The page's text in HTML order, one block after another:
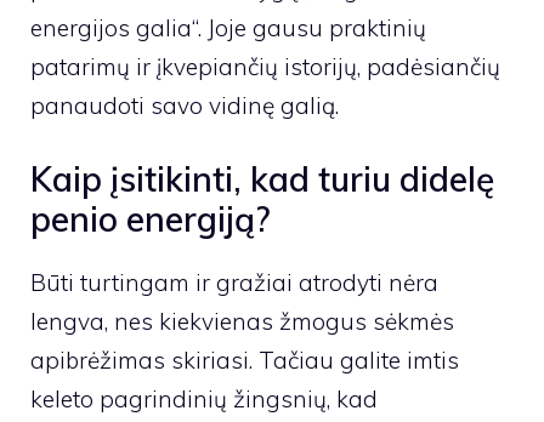
energijos galia“. Joje gausu praktinių
patarimų ir įkvepiančių istorijų, padėsiančių
panaudoti savo vidinę galią.
Kaip įsitikinti, kad turiu didelę
penio energiją?
Būti turtingam ir gražiai atrodyti nėra
lengva, nes kiekvienas žmogus sėkmės
apibrėžimas skiriasi. Tačiau galite imtis
keleto pagrindinių žingsnių, kad